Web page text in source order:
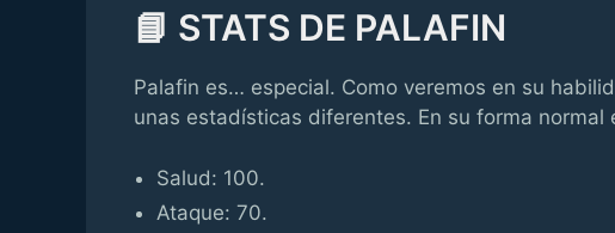
📘 STATS DE PALAFIN
Palafin es… especial. Como veremos en su
unas estadísticas diferentes. En su forma normal
Salud: 100.
Ataque: 70.